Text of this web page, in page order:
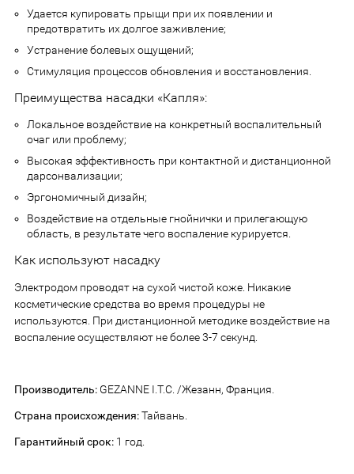
Удается купировать прыщи при их появлении и
предотвратить их долгое заживление;
Устранение болевых ощущений;
Стимуляция процессов обновления и восстановления.
Преимущества насадки «Капля»:
Локальное воздействие на конкретный воспалительный
очаг или проблему;
Высокая эффективность при контактной и дистанционной
дарсонвализации;
Эргономичный дизайн;
Воздействие на отдельные гнойнички и прилегающую
область, в результате чего воспаление курируется.
Как используют насадку
Электродом проводят на сухой чистой коже. Никакие
косметические средства во время процедуры не
используются. При дистанционной методике воздействие на
воспаление осуществляют не более 3-7 секунд.
Производитель: GEZANNE I.T.C. /Жезанн, Франция.
Страна происхождения:Тайвань.
Гарантийный срок: 1 год.